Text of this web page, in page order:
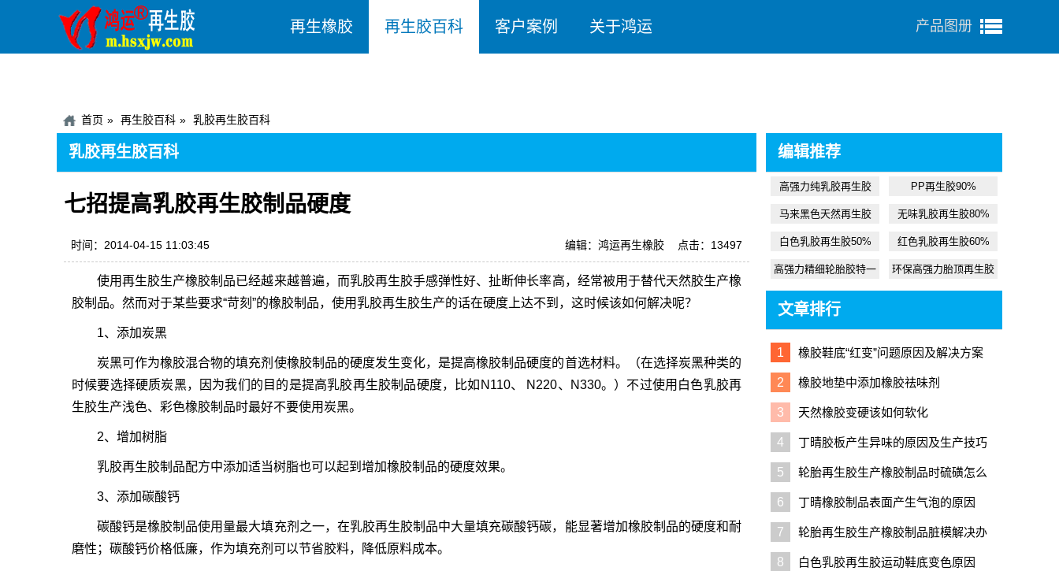
再生橡胶 再生胶百科 客户案例 关于鸿运 产品图册
首页 再生胶百科 乳胶再生胶百科
乳胶再生胶百科
七招提高乳胶再生胶制品硬度
时间：2014-04-15 11:03:45 点击：13497
编辑：鸿运再生橡胶
使用再生胶生产橡胶制品已经越来越普遍，而乳胶再生胶手感弹性好、扯断伸长率高，经常被用于替代天然胶生产橡
胶制品。然而对于某些要求“苛刻”的橡胶制品，使用乳胶再生胶生产的话在硬度上达不到，这时候该如何解决呢？
1、添加炭黑
炭黑可作为橡胶混合物的填充剂使橡胶制品的硬度发生变化，是提高橡胶制品硬度的首选材料。（在选择炭黑种类的
时候要选择硬质炭黑，因为我们的目的是提高乳胶再生胶制品硬度，比如N110、 N220、N330。）不过使用白色乳胶再
生胶生产浅色、彩色橡胶制品时最好不要使用炭黑。
2、增加树脂
乳胶再生胶制品配方中添加适当树脂也可以起到增加橡胶制品的硬度效果。
3、添加碳酸钙
碳酸钙是橡胶制品使用量最大填充剂之一，在乳胶再生胶制品中大量填充碳酸钙碳，能显著增加橡胶制品的硬度和耐
磨性；碳酸钙价格低廉，作为填充剂可以节省胶料，降低原料成本。
编辑推荐
高强力纯乳胶再生胶 PP再生胶90%
马来黑色天然再生胶 无味乳胶再生胶80%
白色乳胶再生胶50% 红色乳胶再生胶60%
高强力精细轮胎胶特一 环保高强力胎顶再生胶
文章排行
1 橡胶鞋底“红变”问题原因及解决方案
2 橡胶地垫中添加橡胶祛味剂
3 天然橡胶变硬该如何软化
4 丁晴胶板产生异味的原因及生产技巧
5
轮胎再生胶生产橡胶制品时硫磺怎么
用
6 丁晴橡胶制品表面产生气泡的原因
7
轮胎再生胶生产橡胶制品脏模解决办
法
8 白色乳胶再生胶运动鞋底变色原因